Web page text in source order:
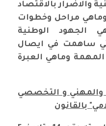
والاضرار بالاقتصاد
مراحل وخطوات
الجهود الوطنية
ساهمت في ايصال
وماهي العبرة
والمهني و التخصصي
بالقانون